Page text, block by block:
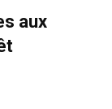
aux